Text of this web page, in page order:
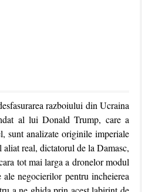
razboiului din Ucraina
al lui Donald Trump, care a
sunt analizate originile imperiale
real, dictatorul de la Damasc,
tot mai larga a dronelor modul
negocierilor pentru incheierea